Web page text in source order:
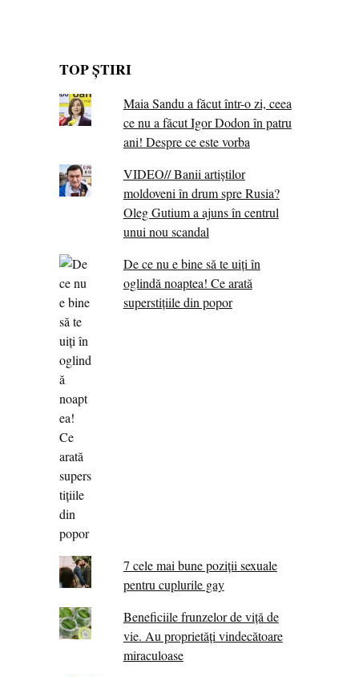
TOP ȘTIRI
Maia Sandu a făcut într-o zi, ceea
ce nu a făcut Igor Dodon în patru
ani! Despre ce este vorba
VIDEO// Banii artiștilor
moldoveni în drum spre Rusia?
Oleg Gutium a ajuns în centrul
unui nou scandal
De ce nu e bine să te uiți în
oglindă noaptea! Ce arată
superstițiile din popor
7 cele mai bune poziții sexuale
pentru cuplurile gay
Beneficiile frunzelor de viță de
vie. Au proprietăţi vindecătoare
miraculoase